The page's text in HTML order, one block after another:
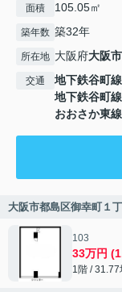
面積 105.05㎡
築年数 築32年
所在地 大阪府大阪
交通 地下鉄谷町線
地下鉄谷町線
おおさか東線
大阪市都島区御幸町１
103
33万円
1階 /